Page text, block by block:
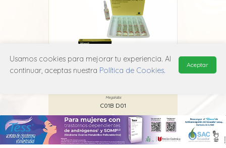
Megalabs
C01B D01
Usamos cookies para mejorar tu experiencia. Al
continuar, aceptas nuestra Política de Cookies.
Aceptar